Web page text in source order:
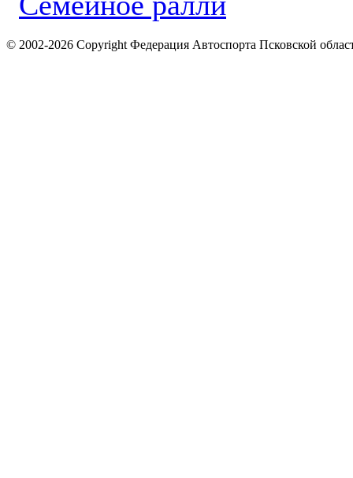
© 2002-2026 Copyright Федерация Автоспорта Псковской